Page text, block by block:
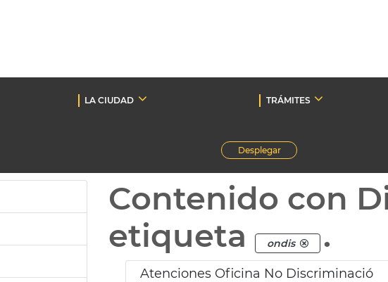
LA CIUDAD TRÁMITES
Desplegar
Contenido con
etiqueta
ondis .
Atenciones Oficina No Discriminació